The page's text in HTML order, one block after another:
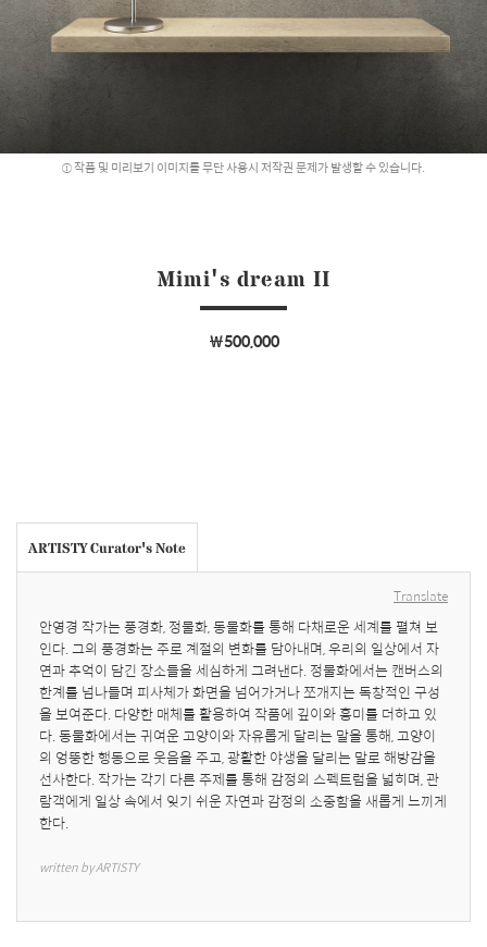
작품 및 미리보기 이미지를 무단 사용시 저작권 문제가 발생할 수 있습니다.
Mimi's dream II
￦500,000
ARTISTY Curator's Note
Translate
안영경 작가는 풍경화, 정물화, 동물화를 통해 다채로운 세계를 펼쳐 보
인다. 그의 풍경화는 주로 계절의 변화를 담아내며, 우리의 일상에서 자
연과 추억이 담긴 장소들을 세심하게 그려낸다. 정물화에서는 캔버스의
한계를 넘나들며 피사체가 화면을 넘어가거나 쪼개지는 독창적인 구성
을 보여준다. 다양한 매체를 활용하여 작품에 깊이와 흥미를 더하고 있
다. 동물화에서는 귀여운 고양이와 자유롭게 달리는 말을 통해, 고양이
의 엉뚱한 행동으로 웃음을 주고, 광활한 야생을 달리는 말로 해방감을
선사한다. 작가는 각기 다른 주제를 통해 감정의 스펙트럼을 넓히며, 관
람객에게 일상 속에서 잊기 쉬운 자연과 감정의 소중함을 새롭게 느끼게
한다.
written by ARTISTY